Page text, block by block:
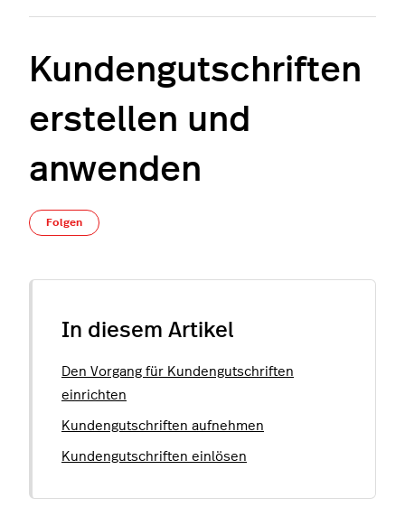
Kundengutschriften
erstellen und
anwenden
Folgen
In diesem Artikel
Den Vorgang für Kundengutschriften
einrichten
Kundengutschriften aufnehmen
Kundengutschriften einlösen